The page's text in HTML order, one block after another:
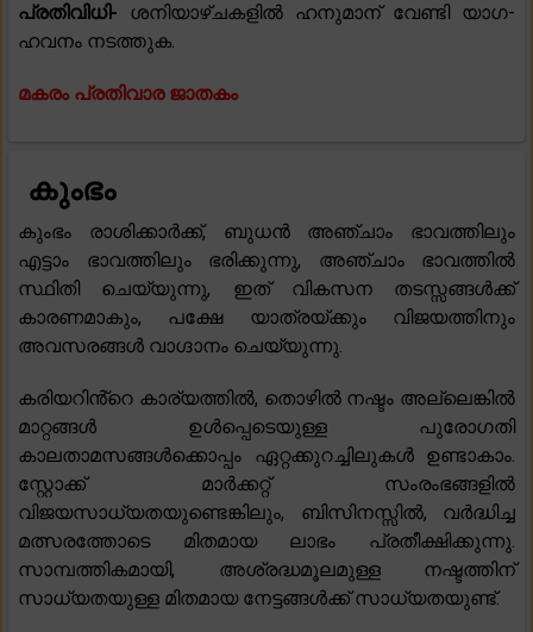
പ്രതിവിധി- ശനിയാഴ്ചകളിൽ ഹനുമാന് വേണ്ടി യാഗ-
ഹവനം നടത്തുക.
മകരം പ്രതിവാര ജാതകം
കുംഭം
കുംഭം രാശിക്കാർക്ക്, ബുധൻ അഞ്ചാം ഭാവത്തിലും
എട്ടാം ഭാവത്തിലും ഭരിക്കുന്നു, അഞ്ചാം ഭാവത്തിൽ
സ്ഥിതി ചെയ്യുന്നു, ഇത് വികസന തടസ്സങ്ങൾക്ക്
കാരണമാകും, പക്ഷേ യാത്രയ്ക്കും വിജയത്തിനും
അവസരങ്ങൾ വാഗ്ദാനം ചെയ്യുന്നു.
കരിയറിൻ്റെ കാര്യത്തിൽ, തൊഴിൽ നഷ്ടം അല്ലെങ്കിൽ
മാറ്റങ്ങൾ ഉൾപ്പെടെയുള്ള പുരോഗതി
കാലതാമസങ്ങൾക്കൊപ്പം ഏറ്റക്കുറച്ചിലുകൾ ഉണ്ടാകാം.
സ്റ്റോക്ക് മാർക്കറ്റ് സംരംഭങ്ങളിൽ
വിജയസാധ്യതയുണ്ടെങ്കിലും, ബിസിനസ്സിൽ, വർദ്ധിച്ച
മത്സരത്തോടെ മിതമായ ലാഭം പ്രതീക്ഷിക്കുന്നു.
സാമ്പത്തികമായി, അശ്രദ്ധമൂലമുള്ള നഷ്ടത്തിന്
സാധ്യതയുള്ള മിതമായ നേട്ടങ്ങൾക്ക് സാധ്യതയുണ്ട്.